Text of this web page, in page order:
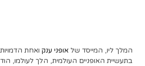
המלך ליו, המייסד של אופני ענק ואחת
בתעשיית האופניים העולמית, הלך לעולמו,